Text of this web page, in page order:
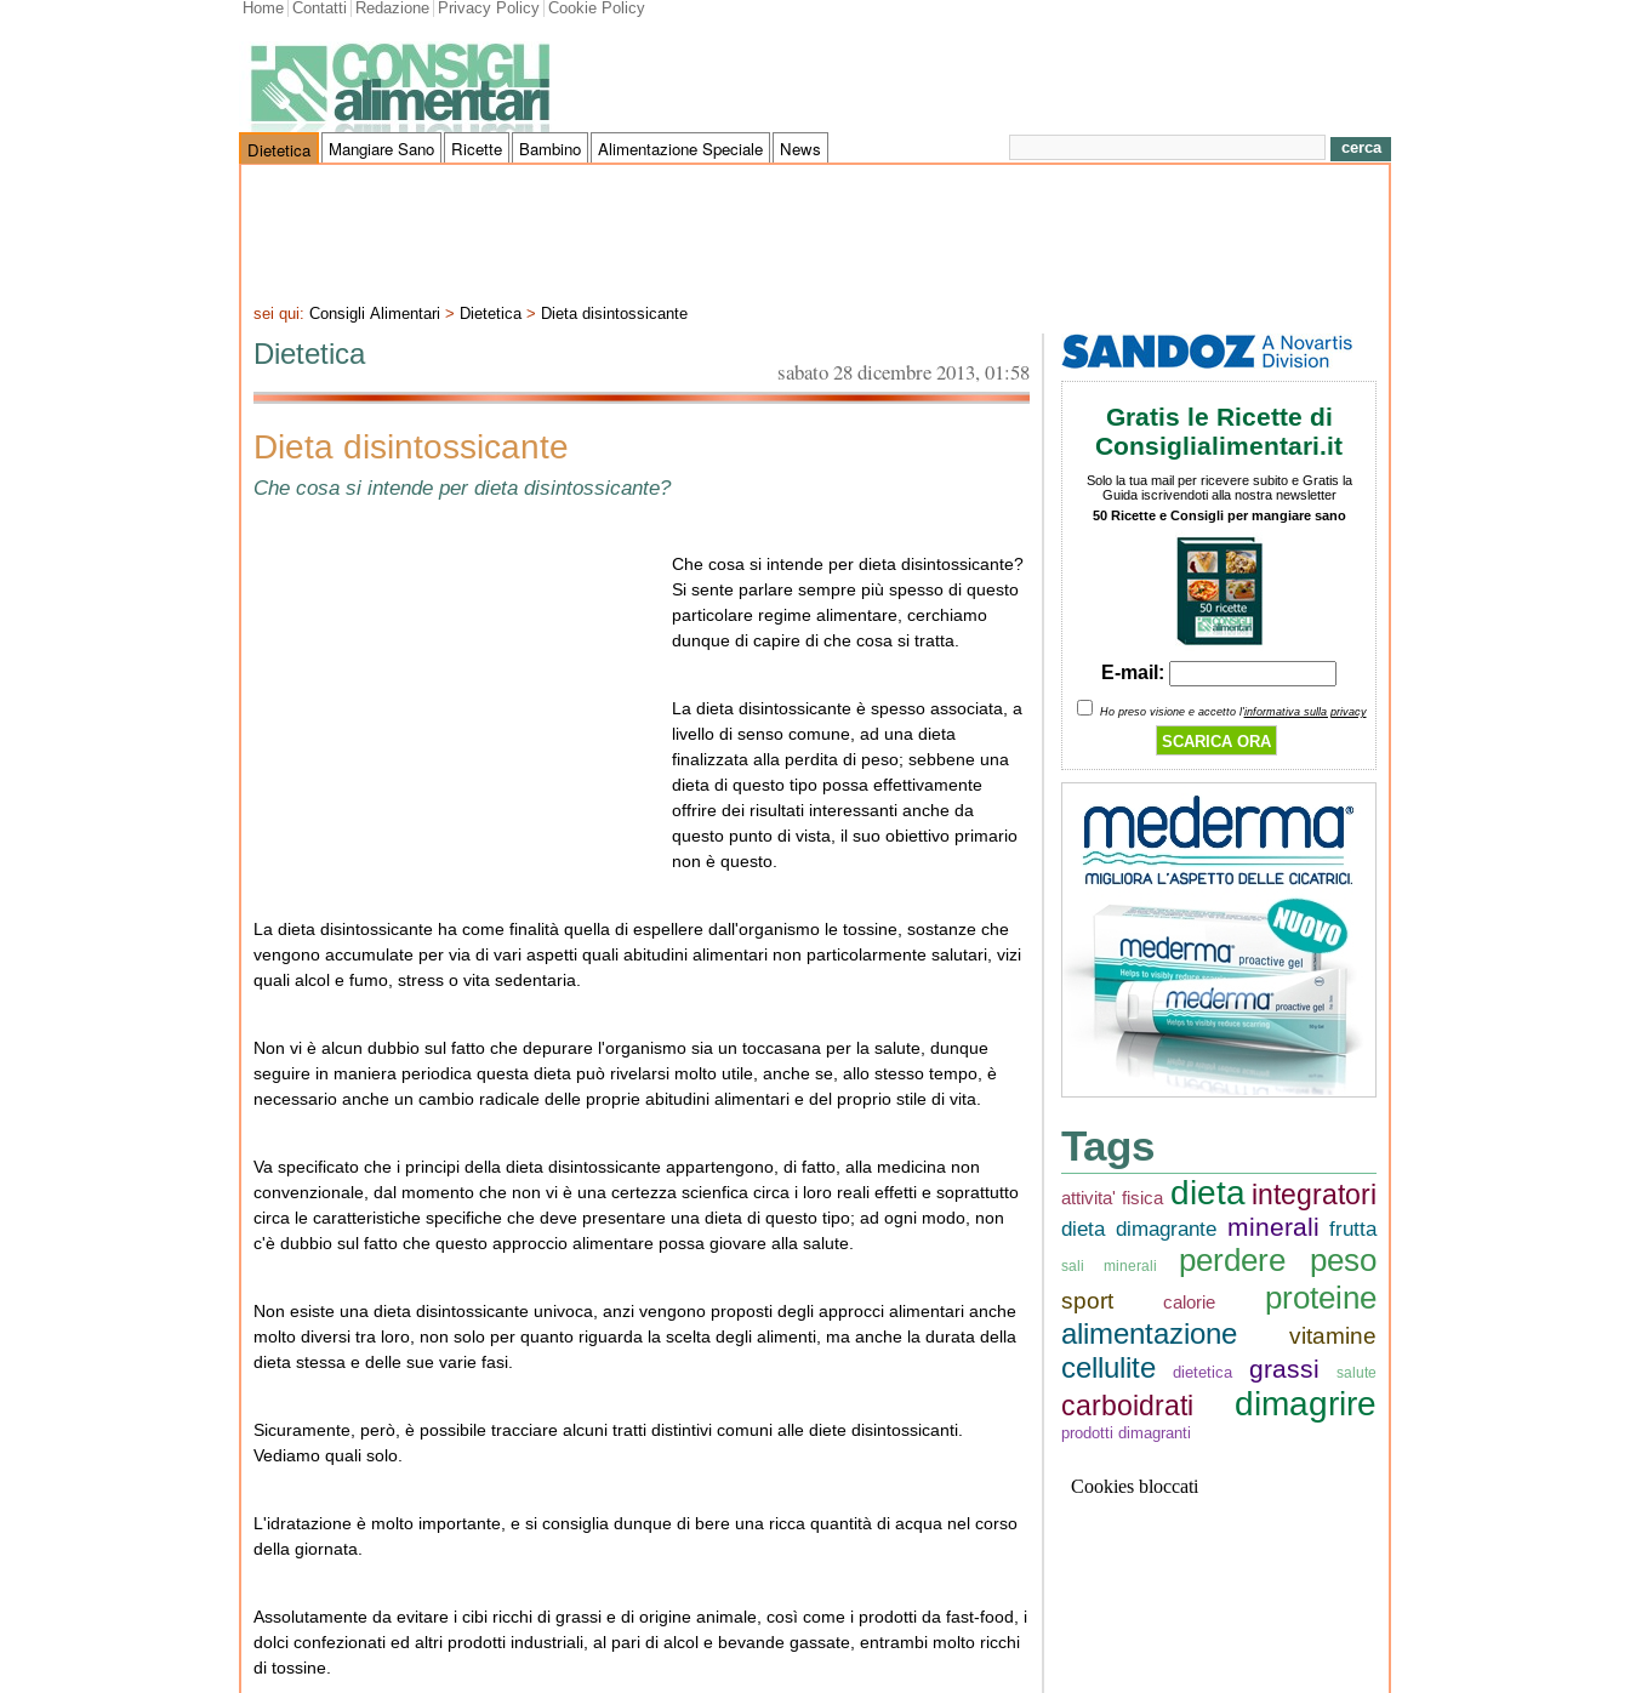
Home Contatti Redazione Privacy Policy Cookie Policy
Dietetica Mangiare Sano Ricette Bambino Alimentazione Speciale News
sei qui: Consigli Alimentari > Dietetica> Dieta disintossicante
Dietetica
sabato 28 dicembre 2013, 01:58
Dieta disintossicante
Che cosa si intende per dieta disintossicante?
Che cosa si intende per dieta disintossicante?
Si sente parlare sempre più spesso di questo
particolare regime alimentare, cerchiamo
dunque di capire di che cosa si tratta.
La dieta disintossicante è spesso associata, a
livello di senso comune, ad una dieta
finalizzata alla perdita di peso; sebbene una
dieta di questo tipo possa effettivamente
offrire dei risultati interessanti anche da
questo punto di vista, il suo obiettivo primario
non è questo.
La dieta disintossicante ha come finalità quella di espellere dall'organismo le tossine, sostanze che
vengono accumulate per via di vari aspetti quali abitudini alimentari non particolarmente salutari, vizi
quali alcol e fumo, stress o vita sedentaria.
Non vi è alcun dubbio sul fatto che depurare l'organismo sia un toccasana per la salute, dunque
seguire in maniera periodica questa dieta può rivelarsi molto utile, anche se, allo stesso tempo, è
necessario anche un cambio radicale delle proprie abitudini alimentari e del proprio stile di vita.
Va specificato che i principi della dieta disintossicante appartengono, di fatto, alla medicina non
convenzionale, dal momento che non vi è una certezza scienfica circa i loro reali effetti e soprattutto
circa le caratteristiche specifiche che deve presentare una dieta di questo tipo; ad ogni modo, non
c'è dubbio sul fatto che questo approccio alimentare possa giovare alla salute.
Non esiste una dieta disintossicante univoca, anzi vengono proposti degli approcci alimentari anche
molto diversi tra loro, non solo per quanto riguarda la scelta degli alimenti, ma anche la durata della
dieta stessa e delle sue varie fasi.
Sicuramente, però, è possibile tracciare alcuni tratti distintivi comuni alle diete disintossicanti.
Vediamo quali solo.
L'idratazione è molto importante, e si consiglia dunque di bere una ricca quantità di acqua nel corso
della giornata.
Assolutamente da evitare i cibi ricchi di grassi e di origine animale, così come i prodotti da fast-food, i
dolci confezionati ed altri prodotti industriali, al pari di alcol e bevande gassate, entrambi molto ricchi
di tossine.
Gratis le Ricette di
Consiglialimentari.it
Solo la tua mail per ricevere subito e Gratis la
Guida iscrivendoti alla nostra newsletter
50 Ricette e Consigli per mangiare sano
E-mail:
Ho preso visione e accetto l'informativa sulla privacy
Tags
attivita' fisica dieta integratori
dieta dimagrante minerali frutta
sali minerali perdere peso
sport calorie proteine
alimentazione vitamine
cellulite dietetica grassi salute
carboidrati dimagrire
prodotti dimagranti